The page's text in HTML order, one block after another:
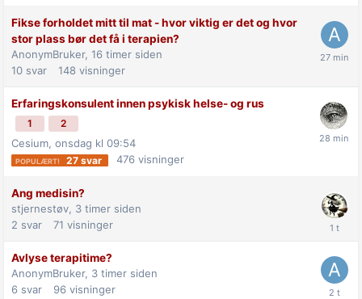
Fikse forholdet mitt til mat - hvor viktig er det og hvor
stor plass bør det få i terapien?
AnonymBruker, 16 timer siden
10 svar 148 visninger
Erfaringskonsulent innen psykisk helse- og rus
1 2
Cesium, onsdag kl 09:54
27 svar 476 visninger
Ang medisin?
stjernestøv, 3 timer siden
2 svar 71 visninger
Avlyse terapitime?
AnonymBruker, 3 timer siden
6 svar 96 visninger